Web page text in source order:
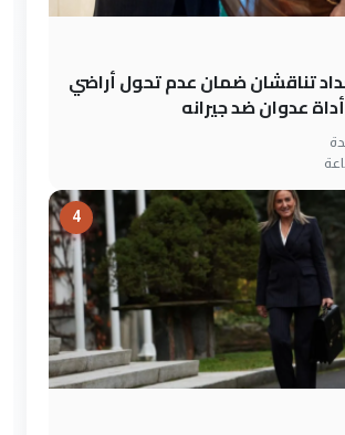
تناقشان ضمان عدم تحول أراضي
عدوان ضد جيرانه
4